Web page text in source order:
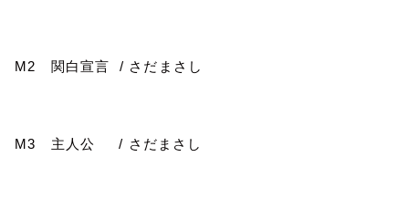
M2 関白宣言 / さだまさし
M3 主人公 / さだまさし